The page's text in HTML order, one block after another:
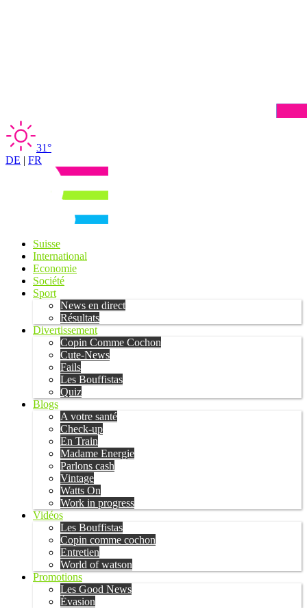
31°
DE | FR
Suisse
International
Economie
Société
Sport
News en direct
Résultats
Divertissement
Copin Comme Cochon
Cute-News
Fails
Les Bouffistas
Quiz
Blogs
A votre santé
Check-up
En Train
Madame Energie
Parlons cash
Vintage
Watts On
Work in progress
Vidéos
Les Bouffistas
Copin comme cochon
Entretien
World of watson
Promotions
Les Good News
Évasion